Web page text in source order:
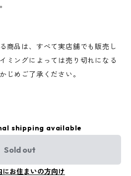
商品は、すべて実店舗でも販売し
ミングによっては売り切れになる
じめご了承ください。
shipping available
Sold out
にお住まいの方向け